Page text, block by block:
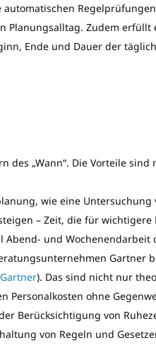
Planungsalltag. Zudem
Ende und Dauer der
des „Wann“. Die Vorteile
wie eine Untersuchung
– Zeit, die für
und Wochenendarbeit
Gartner
Gartner). Das sind nicht nur
Personalkosten ohne
Berücksichtigung von
von Regeln und